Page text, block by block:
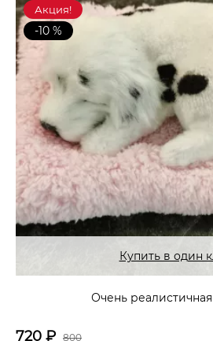
Акция!
-10 %
Купить в один
Очень реалистичная
720 ₽ 800